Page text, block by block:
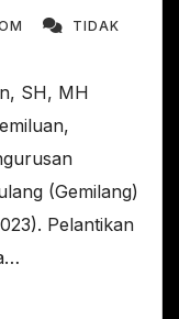
TIDAK
SH, MH
(Gemilang)
Pelantikan